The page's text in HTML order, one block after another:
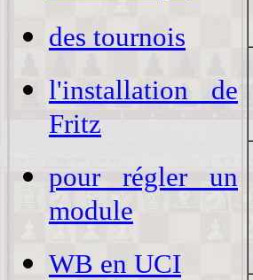
des tournois
l'installation de
Fritz
pour régler un
module
WB en UCI